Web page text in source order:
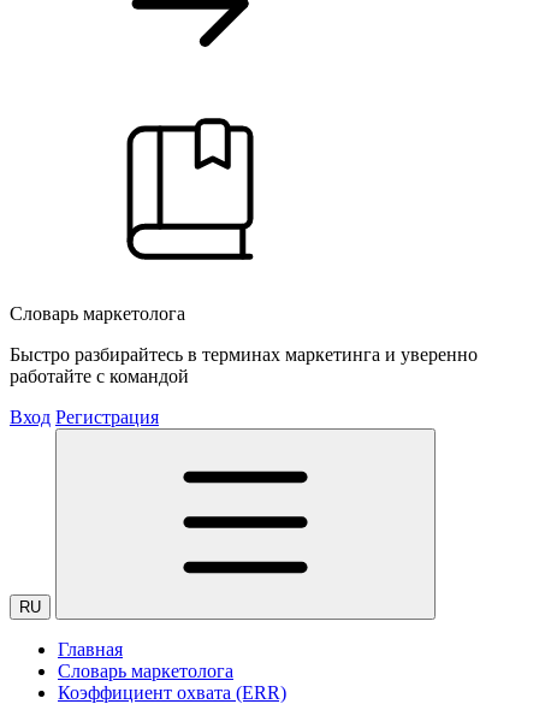
Словарь маркетолога
Быстро разбирайтесь в терминах маркетинга и уверенно
работайте с командой
Вход Регистрация
RU
Главная
Словарь маркетолога
Коэффициент охвата (ERR)